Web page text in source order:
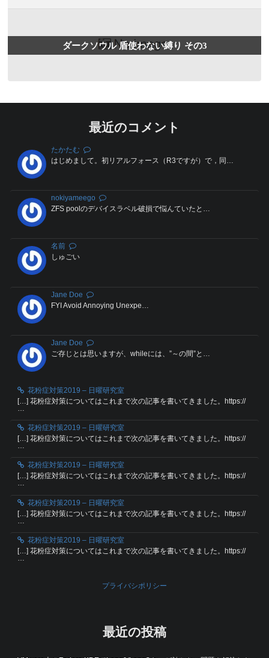
ダークソウル 盾使わない縛り その3
最近のコメント
たかたむ
はじめまして。初リアルフォース（R3ですが）で，同…
nokiyameego
ZFS poolのデバイスラベル破損で悩んていたと…
名前
しゅごい
Jane Doe
FYI Avoid Annoying Unexpe…
Jane Doe
ご存じとは思いますが、whileには、”～の間”と…
花粉症対策2019 – 日曜研究室
[…] 花粉症対策についてはこれまで次の記事を書いてきました。https://
…
花粉症対策2019 – 日曜研究室
[…] 花粉症対策についてはこれまで次の記事を書いてきました。https://
…
花粉症対策2019 – 日曜研究室
[…] 花粉症対策についてはこれまで次の記事を書いてきました。https://
…
花粉症対策2019 – 日曜研究室
[…] 花粉症対策についてはこれまで次の記事を書いてきました。https://
花粉症対策2019 – 日曜研究室
[…] 花粉症対策についてはこれまで次の記事を書いてきました。https://
プライバシポリシー
最近の投稿